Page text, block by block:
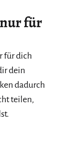
für
für dich
dein
dadurch
teilen,